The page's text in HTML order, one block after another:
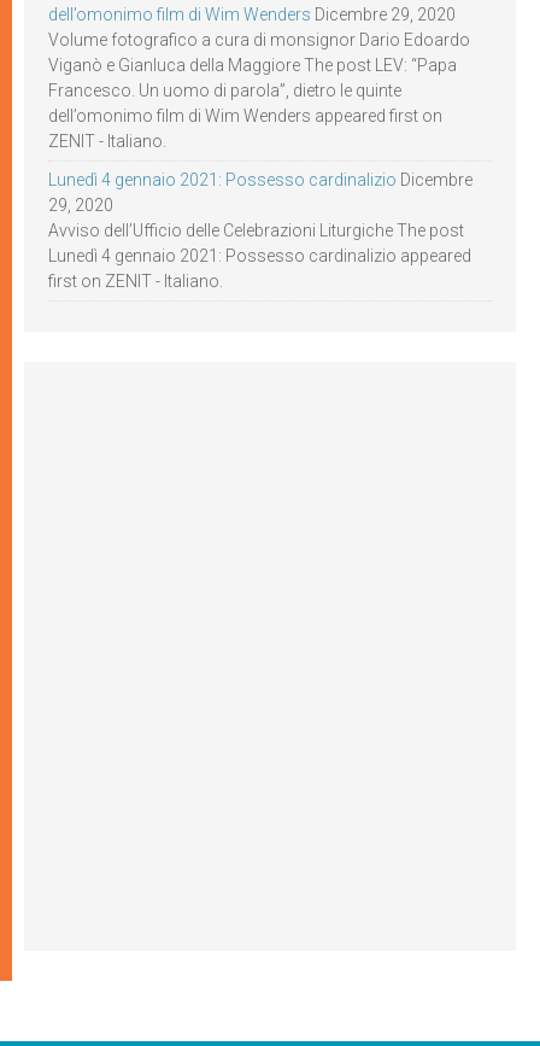
dell’omonimo film di Wim Wenders Dicembre 29, 2020
Volume fotografico a cura di monsignor Dario Edoardo
Viganò e Gianluca della Maggiore The post LEV: “Papa
Francesco. Un uomo di parola”, dietro le quinte
dell’omonimo film di Wim Wenders appeared first on
ZENIT - Italiano.
Lunedì 4 gennaio 2021: Possesso cardinalizio Dicembre
29, 2020
Avviso dell’Ufficio delle Celebrazioni Liturgiche The post
Lunedì 4 gennaio 2021: Possesso cardinalizio appeared
first on ZENIT - Italiano.